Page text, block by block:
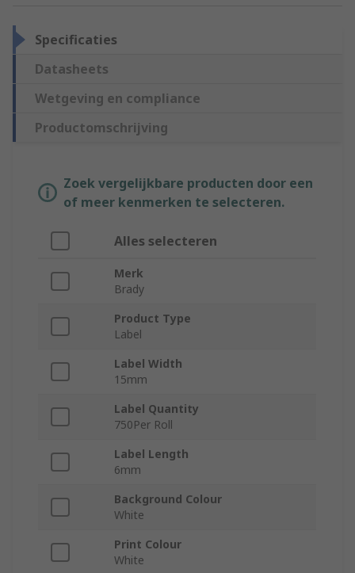
Specificaties
Datasheets
Wetgeving en compliance
Productomschrijving
Zoek vergelijkbare producten door een
of meer kenmerken te selecteren.
Alles selecteren
Merk
Brady
Product Type
Label
Label Width
15mm
Label Quantity
750Per Roll
Label Length
6mm
Background Colour
White
Print Colour
White